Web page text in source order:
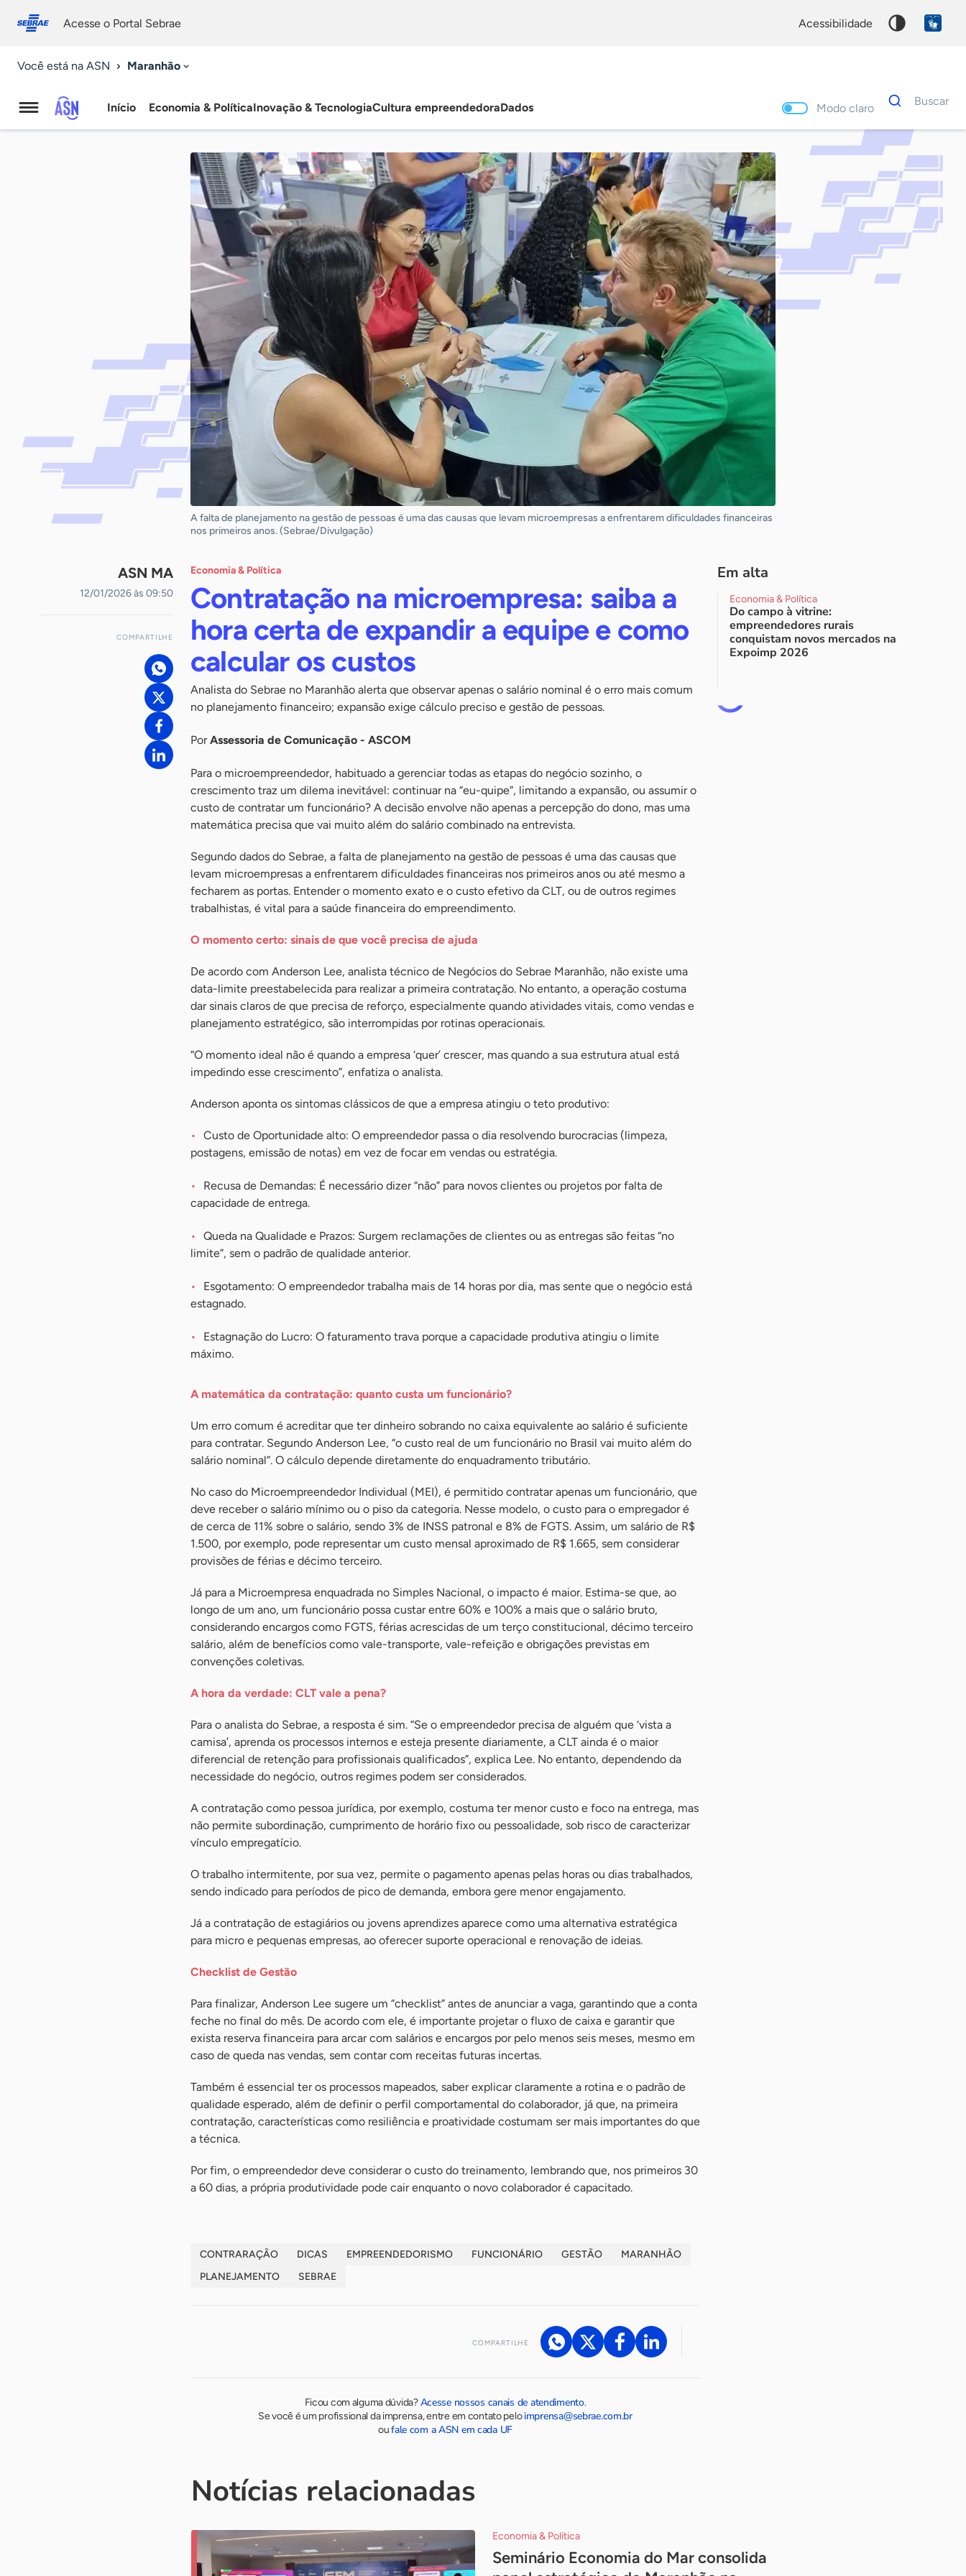
conosco
Acesse o Portal Sebrae acessibilidade
Você está na ASN Maranhão
Agência
Início Economia & PolíticaInovação & TecnologiaCultura empreendedoraDados Modo claro
Dados
para
Buscar
Palavra
chave
A falta de planejamento na gestão de pessoas é uma das causas que levam microempresas a enfrentarem dificuldades financeiras
nos primeiros anos. (Sebrae/Divulgação)
ASN MA
12/01/2026 às 09:50
COMPARTILHE
Economia & Política
Contratação na microempresa: saiba a
hora certa de expandir a equipe e como
calcular os custos
Analista do Sebrae no Maranhão alerta que observar apenas o salário nominal é o erro mais comum
no planejamento financeiro; expansão exige cálculo preciso e gestão de pessoas.
PorAssessoria de Comunicação - ASCOM
Para o microempreendedor, habituado a gerenciar todas as etapas do negócio sozinho, o
crescimento traz um dilema inevitável: continuar na “eu-quipe”, limitando a expansão, ou assumir o
custo de contratar um funcionário? A decisão envolve não apenas a percepção do dono, mas uma
matemática precisa que vai muito além do salário combinado na entrevista.
Segundo dados do Sebrae, a falta de planejamento na gestão de pessoas é uma das causas que
levam microempresas a enfrentarem dificuldades financeiras nos primeiros anos ou até mesmo a
fecharem as portas. Entender o momento exato e o custo efetivo da CLT, ou de outros regimes
trabalhistas, é vital para a saúde financeira do empreendimento.
O momento certo: sinais de que você precisa de ajuda
De acordo com Anderson Lee, analista técnico de Negócios do Sebrae Maranhão, não existe uma
data-limite preestabelecida para realizar a primeira contratação. No entanto, a operação costuma
dar sinais claros de que precisa de reforço, especialmente quando atividades vitais, como vendas e
planejamento estratégico, são interrompidas por rotinas operacionais.
“O momento ideal não é quando a empresa ‘quer’ crescer, mas quando a sua estrutura atual está
impedindo esse crescimento”, enfatiza o analista.
Anderson aponta os sintomas clássicos de que a empresa atingiu o teto produtivo:
Custo de Oportunidade alto: O empreendedor passa o dia resolvendo burocracias (limpeza,
postagens, emissão de notas) em vez de focar em vendas ou estratégia.
Recusa de Demandas: É necessário dizer “não” para novos clientes ou projetos por falta de
capacidade de entrega.
Queda na Qualidade e Prazos: Surgem reclamações de clientes ou as entregas são feitas “no
limite”, sem o padrão de qualidade anterior.
Esgotamento: O empreendedor trabalha mais de 14 horas por dia, mas sente que o negócio está
estagnado.
Estagnação do Lucro: O faturamento trava porque a capacidade produtiva atingiu o limite
máximo.
A matemática da contratação: quanto custa um funcionário?
Um erro comum é acreditar que ter dinheiro sobrando no caixa equivalente ao salário é suficiente
para contratar. Segundo Anderson Lee, “o custo real de um funcionário no Brasil vai muito além do
salário nominal”. O cálculo depende diretamente do enquadramento tributário.
No caso do Microempreendedor Individual (MEI), é permitido contratar apenas um funcionário, que
deve receber o salário mínimo ou o piso da categoria. Nesse modelo, o custo para o empregador é
de cerca de 11% sobre o salário, sendo 3% de INSS patronal e 8% de FGTS. Assim, um salário de R$
1.500, por exemplo, pode representar um custo mensal aproximado de R$ 1.665, sem considerar
provisões de férias e décimo terceiro.
Já para a Microempresa enquadrada no Simples Nacional, o impacto é maior. Estima-se que, ao
longo de um ano, um funcionário possa custar entre 60% e 100% a mais que o salário bruto,
considerando encargos como FGTS, férias acrescidas de um terço constitucional, décimo terceiro
salário, além de benefícios como vale-transporte, vale-refeição e obrigações previstas em
convenções coletivas.
A hora da verdade: CLT vale a pena?
Para o analista do Sebrae, a resposta é sim. “Se o empreendedor precisa de alguém que ‘vista a
camisa’, aprenda os processos internos e esteja presente diariamente, a CLT ainda é o maior
diferencial de retenção para profissionais qualificados”, explica Lee. No entanto, dependendo da
necessidade do negócio, outros regimes podem ser considerados.
A contratação como pessoa jurídica, por exemplo, costuma ter menor custo e foco na entrega, mas
não permite subordinação, cumprimento de horário fixo ou pessoalidade, sob risco de caracterizar
vínculo empregatício.
O trabalho intermitente, por sua vez, permite o pagamento apenas pelas horas ou dias trabalhados,
sendo indicado para períodos de pico de demanda, embora gere menor engajamento.
Já a contratação de estagiários ou jovens aprendizes aparece como uma alternativa estratégica
para micro e pequenas empresas, ao oferecer suporte operacional e renovação de ideias.
Checklist de Gestão
Para finalizar, Anderson Lee sugere um “checklist” antes de anunciar a vaga, garantindo que a conta
feche no final do mês. De acordo com ele, é importante projetar o fluxo de caixa e garantir que
exista reserva financeira para arcar com salários e encargos por pelo menos seis meses, mesmo em
caso de queda nas vendas, sem contar com receitas futuras incertas.
Também é essencial ter os processos mapeados, saber explicar claramente a rotina e o padrão de
qualidade esperado, além de definir o perfil comportamental do colaborador, já que, na primeira
contratação, características como resiliência e proatividade costumam ser mais importantes do que
a técnica.
Por fim, o empreendedor deve considerar o custo do treinamento, lembrando que, nos primeiros 30
a 60 dias, a própria produtividade pode cair enquanto o novo colaborador é capacitado.
CONTRARAÇÃO DICAS EMPREENDEDORISMO FUNCIONÁRIO GESTÃO
MARANHÃO
PLANEJAMENTO
SEBRAE
COMPARTILHE
Ficou com alguma dúvida?Acesse nossos canais de atendimento.
Se você é um profissional da imprensa, entre em contato peloimprensa@sebrae.com.br
oufale com a ASN em cada UF
Em alta
Economia & Política
Do campo à vitrine:
empreendedores rurais
conquistam novos mercados na
Expoimp 2026
Notícias relacionadas
Economia & Política
Seminário Economia do Mar consolida